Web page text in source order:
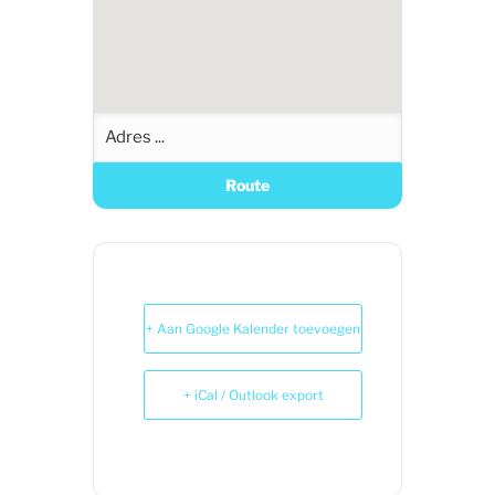
+ Aan Google Kalender toevoegen
+ iCal / Outlook export